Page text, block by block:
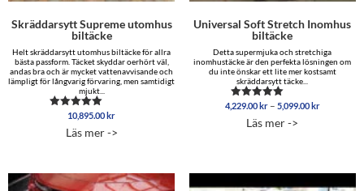
Skräddarsytt Supreme utomhus
biltäcke
Helt skräddarsytt utomhus biltäcke för allra
bästa passform. Täcket skyddar oerhört väl,
andas bra och är mycket vattenavvisande och
lämpligt för långvarig förvaring, men samtidigt
mjukt...
Betygsatt
av 5
10,895.00kr
Läs mer ->
Universal Soft Stretch Inomhus
biltäcke
Detta supermjuka och stretchiga
inomhustäcke är den perfekta lösningen om
du inte önskar ett lite mer kostsamt
skräddarsytt täcke...
Betygsatt
av 5
4,229.00kr – 5,099.00kr
Läs mer ->